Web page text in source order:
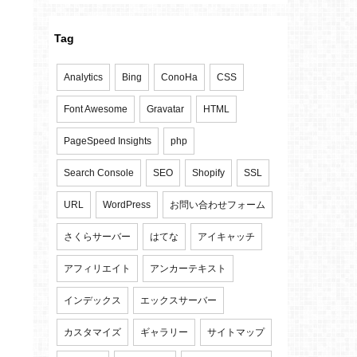
Tag
Analytics Bing ConoHa CSS
Font Awesome Gravatar HTML
PageSpeed Insights php
Search Console SEO Shopify SSL
URL WordPress お問い合わせフォーム
さくらサーバー はてな アイキャッチ
アフィリエイト アンカーテキスト
インデックス エックスサーバー
カスタマイズ ギャラリー サイトマップ